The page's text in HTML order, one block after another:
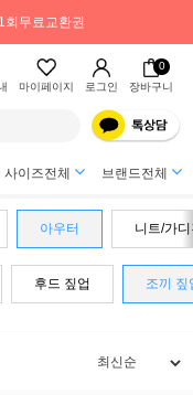
회무료교환권
마이페이지 로그인
0
장바구니
사이즈전체 브랜드전체
아우터 니트/가
후드 짚업 조끼 짚